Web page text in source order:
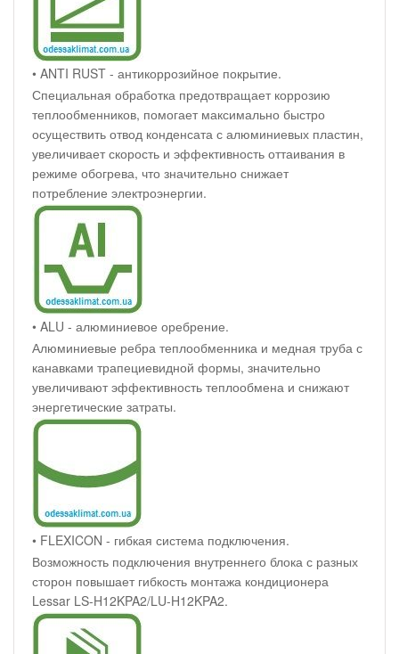
• ANTI RUST - антикоррозийное покрытие.
Специальная обработка предотвращает коррозию
теплообменников, помогает максимально быстро
осуществить отвод конденсата с алюминиевых пластин,
увеличивает скорость и эффективность оттаивания в
режиме обогрева, что значительно снижает
потребление электроэнергии.
• ALU - алюминиевое оребрение.
Алюминиевые ребра теплообменника и медная труба с
канавками трапециевидной формы, значительно
увеличивают эффективность теплообмена и снижают
энергетические затраты.
• FLEXICON - гибкая система подключения.
Возможность подключения внутреннего блока с разных
сторон повышает гибкость монтажа кондиционера
Lessar LS-H12KPA2/LU-H12KPA2.